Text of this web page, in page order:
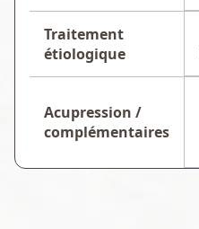
Traitement
étiologique
Acupression /
complémentaires